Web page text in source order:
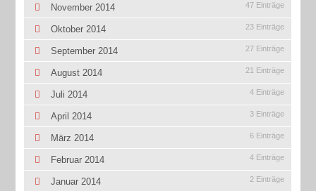
November 2014 47 Einträge
Oktober 2014 23 Einträge
September 2014 27 Einträge
August 2014 21 Einträge
Juli 2014 4 Einträge
April 2014 3 Einträge
März 2014 6 Einträge
Februar 2014 4 Einträge
Januar 2014 2 Einträge